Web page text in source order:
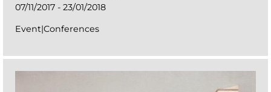
07/11/2017 - 23/01/2018
Event|Conferences